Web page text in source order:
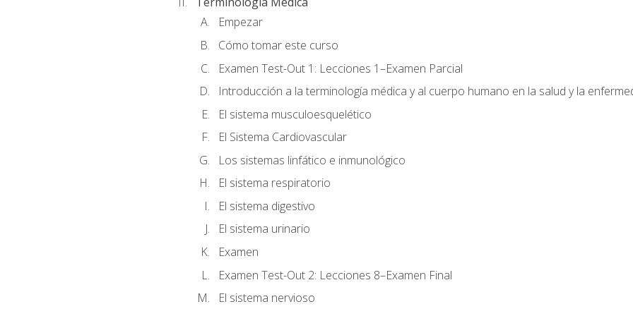
Empezar
Cómo tomar este curso
Examen Test-Out 1: Lecciones 1–Examen Parcial
Introducción a la terminología médica y al cuerpo humano en la salud y la
El sistema musculoesquelético
El Sistema Cardiovascular
Los sistemas linfático e inmunológico
El sistema respiratorio
El sistema digestivo
El sistema urinario
Examen
Examen Test-Out 2: Lecciones 8–Examen Final
El sistema nervioso